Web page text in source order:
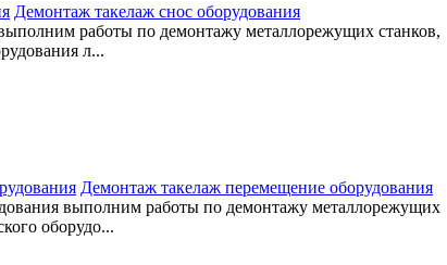
Демонтаж такелаж снос оборудования
работы по демонтажу металлорежущих станков,
л...
Демонтаж такелаж перемещение оборудования
выполним работы по демонтажу металлорежущих
оборудо...